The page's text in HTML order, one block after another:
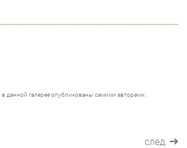
в данной галерее опубликованы самими авторами.
след.